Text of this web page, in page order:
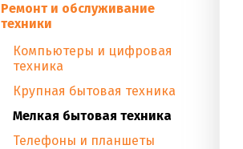
Ремонт и обслуживание
техники
Компьютеры и цифровая
техника
Крупная бытовая техника
Мелкая бытовая техника
Телефоны и планшеты